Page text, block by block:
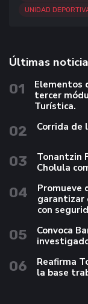
UNIDAD
Últimas
01
Elementos
tercer
Turística.
02 Corrida de
03
Tonantzin
Cholula
04
Promueve
garantizar
con
05
Convoca
06
Reafirma
la base